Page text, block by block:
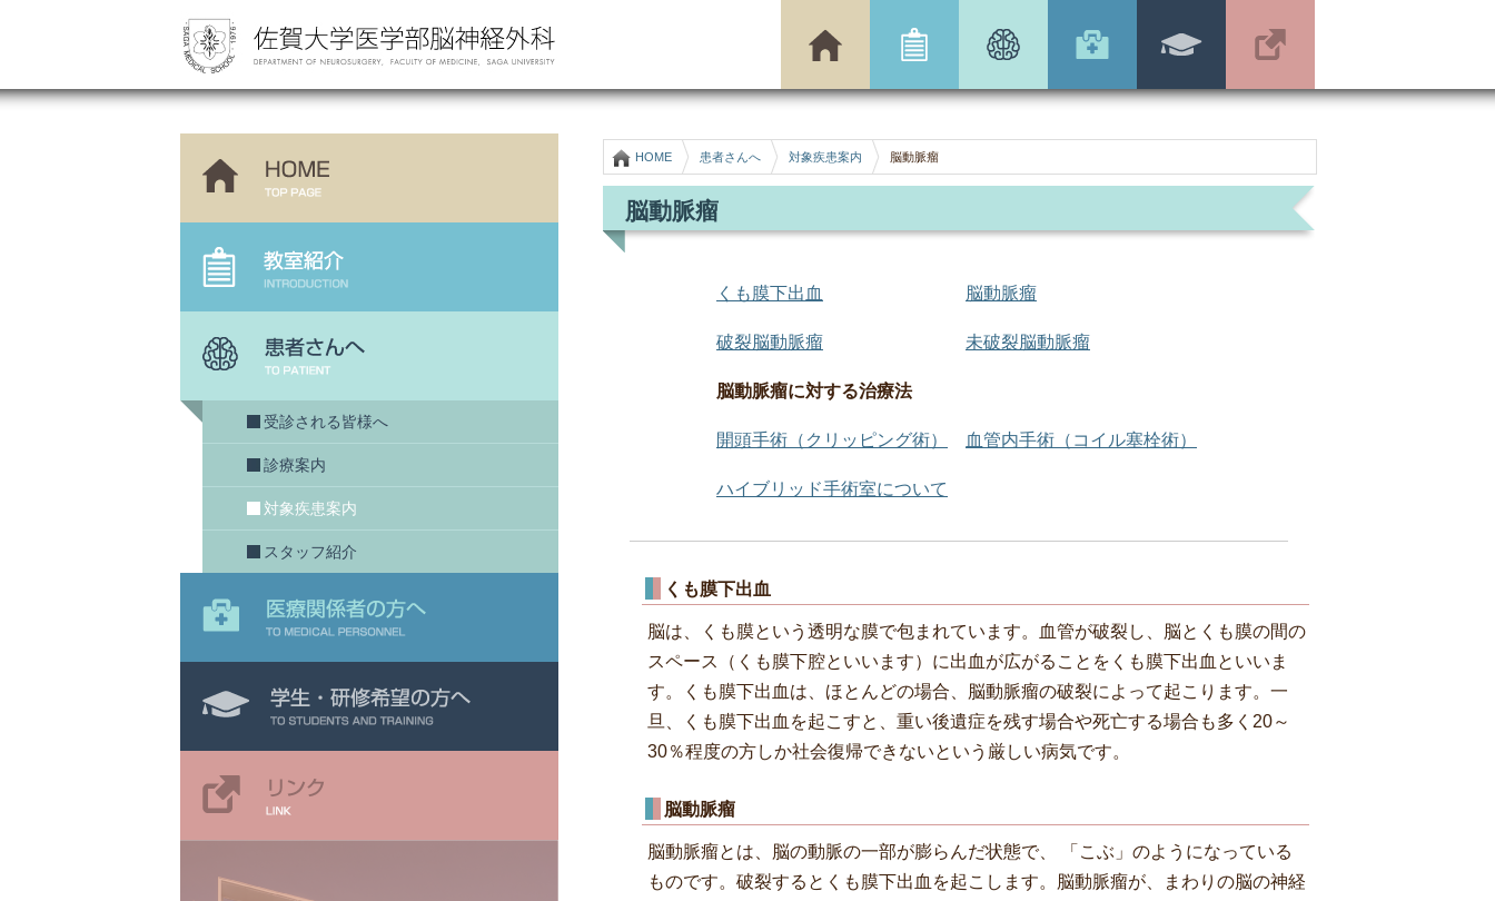
HOME 患者さんへ 対象疾患案内 脳動脈瘤
脳動脈瘤
くも膜下出血 脳動脈瘤
破裂脳動脈瘤 未破裂脳動脈瘤
脳動脈瘤に対する治療法
開頭手術（クリッピング術） 血管内手術（コイル塞栓術）
ハイブリッド手術室について
くも膜下出血
脳は、くも膜という透明な膜で包まれています。血管が破裂し、脳とくも膜の間の
スペース（くも膜下腔といいます）に出血が広がることをくも膜下出血といいま
す。くも膜下出血は、ほとんどの場合、脳動脈瘤の破裂によって起こります。一
旦、くも膜下出血を起こすと、重い後遺症を残す場合や死亡する場合も多く20～
30％程度の方しか社会復帰できないという厳しい病気です。
脳動脈瘤
脳動脈瘤とは、脳の動脈の一部が膨らんだ状態で、 「こぶ」のようになっている
ものです。破裂するとくも膜下出血を起こします。脳動脈瘤が、まわりの脳の神経
受診される皆様へ
診療案内
対象疾患案内
スタッフ紹介